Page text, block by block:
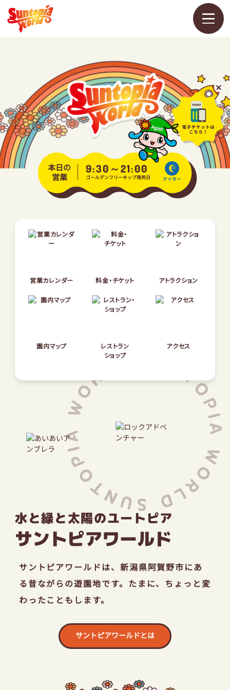
を
開
く
営業カレンダー アトラクション
園内マップ
レストラン
ショップ
アクセス
サントピアワールドとは
太陽のキャンプ場
オンラインショップ
安心安全な園の運営について
プライバシーポリシー
お問い合わせ
本日の
営業
9:30～21:00
ゴールデンフリーキップ発売日 ナイター
営業カレンダー 料金・チケット アトラクション
園内マップ
レストラン
ショップ
アクセス
水と緑と太陽のユートピア
サントピアワールド
サントピアワールドは、 新潟県阿賀野市にあ
る昔ながらの遊園地です。 たまに、ちょっと変
わったこともします。
サントピアワールドとは